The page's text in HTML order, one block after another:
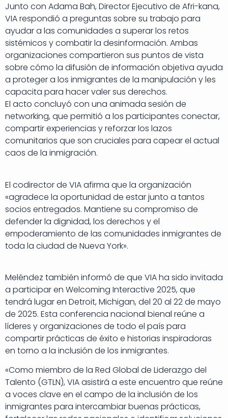
Junto con Adama Bah, Director Ejecutivo de Afri-kana,
VIA respondió a preguntas sobre su trabajo para
ayudar a las comunidades a superar los retos
sistémicos y combatir la desinformación. Ambas
organizaciones compartieron sus puntos de vista
sobre cómo la difusión de información objetiva ayuda
a proteger a los inmigrantes de la manipulación y les
capacita para hacer valer sus derechos.
El acto concluyó con una animada sesión de
networking, que permitió a los participantes conectar,
compartir experiencias y reforzar los lazos
comunitarios que son cruciales para capear el actual
caos de la inmigración.
El codirector de VIA afirma que la organización
«agradece la oportunidad de estar junto a tantos
socios entregados. Mantiene su compromiso de
defender la dignidad, los derechos y el
empoderamiento de las comunidades inmigrantes de
toda la ciudad de Nueva York».
Meléndez también informó de que VIA ha sido invitada
a participar en Welcoming Interactive 2025, que
tendrá lugar en Detroit, Michigan, del 20 al 22 de mayo
de 2025. Esta conferencia nacional bienal reúne a
líderes y organizaciones de todo el país para
compartir prácticas de éxito e historias inspiradoras
en torno a la inclusión de los inmigrantes.
«Como miembro de la Red Global de Liderazgo del
Talento (GTLN), VIA asistirá a este encuentro que reúne
a voces clave en el campo de la inclusión de los
inmigrantes para intercambiar buenas prácticas,